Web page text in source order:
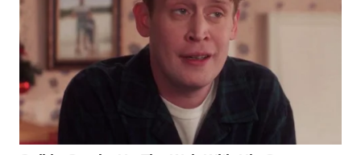
SULUT
WN
MALUKU
WN
MALUT